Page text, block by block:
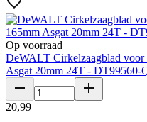
Op voorraad
DeWALT Cirkelzaagblad
Asgat 20mm 24T - DT99560-
20,99